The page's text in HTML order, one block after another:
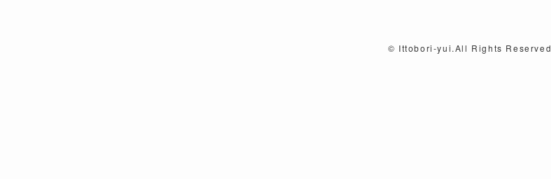
© Ittobori-yui.All Rights Reserved